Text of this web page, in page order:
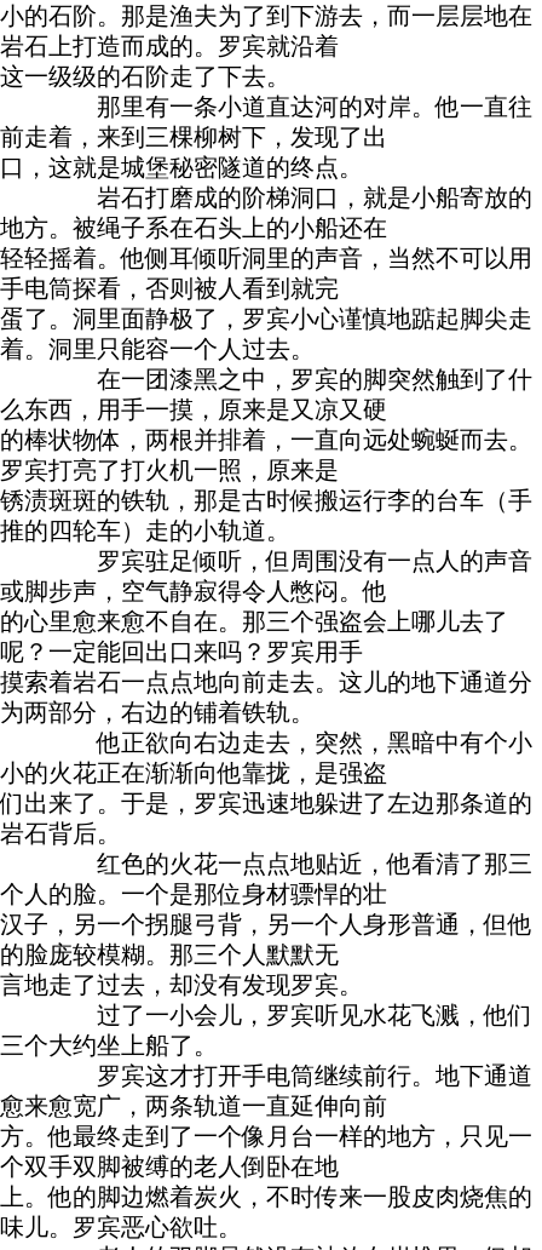
小的石阶。那是渔夫为了到下游去，而一层层地在
岩石上打造而成的。罗宾就沿着
这一级级的石阶走了下去。
那里有一条小道直达河的对岸。他一直往
前走着，来到三棵柳树下，发现了出
口，这就是城堡秘密隧道的终点。
岩石打磨成的阶梯洞口，就是小船寄放的
地方。被绳子系在石头上的小船还在
轻轻摇着。他侧耳倾听洞里的声音，当然不可以用
手电筒探看，否则被人看到就完
蛋了。洞里面静极了，罗宾小心谨慎地踮起脚尖走
着。洞里只能容一个人过去。
在一团漆黑之中，罗宾的脚突然触到了什
么东西，用手一摸，原来是又凉又硬
的棒状物体，两根并排着，一直向远处蜿蜒而去。
罗宾打亮了打火机一照，原来是
锈渍斑斑的铁轨，那是古时候搬运行李的台车（手
推的四轮车）走的小轨道。
罗宾驻足倾听，但周围没有一点人的声音
或脚步声，空气静寂得令人憋闷。他
的心里愈来愈不自在。那三个强盗会上哪儿去了
呢？一定能回出口来吗？罗宾用手
摸索着岩石一点点地向前走去。这儿的地下通道分
为两部分，右边的铺着铁轨。
他正欲向右边走去，突然，黑暗中有个小
小的火花正在渐渐向他靠拢，是强盗
们出来了。于是，罗宾迅速地躲进了左边那条道的
岩石背后。
红色的火花一点点地贴近，他看清了那三
个人的脸。一个是那位身材骠悍的壮
汉子，另一个拐腿弓背，另一个人身形普通，但他
的脸庞较模糊。那三个人默默无
言地走了过去，却没有发现罗宾。
过了一小会儿，罗宾听见水花飞溅，他们
三个大约坐上船了。
罗宾这才打开手电筒继续前行。地下通道
愈来愈宽广，两条轨道一直延伸向前
方。他最终走到了一个像月台一样的地方，只见一
个双手双脚被缚的老人倒卧在地
上。他的脚边燃着炭火，不时传来一股皮肉烧焦的
味儿。罗宾恶心欲吐。